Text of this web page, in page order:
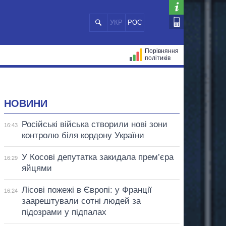
УКР РОС
Порівняння
політиків
НОВИНИ
16:43
Російські війська створили нові зони
контролю біля кордону України
16:29
У Косові депутатка закидала прем’єра
яйцями
16:24
Лісові пожежі в Європі: у Франції
заарештували сотні людей за
підозрами у підпалах